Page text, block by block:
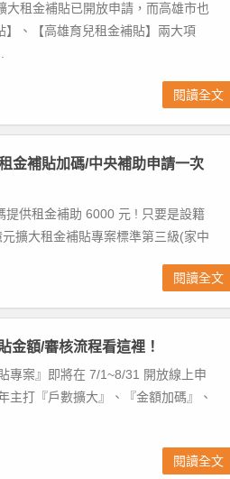
租金補貼已開放申請，而高雄市也
、【高雄育兒租金補貼】兩大項
閱讀全文
金補貼加碼/中央補助申請一次
提供租金補助 6000 元 ! 只要是設籍
擴大租金補貼專案標準第三級(家中
閱讀全文
金額/審核流程看這裡！
專案』即將在 7/1~8/31 開放線上申
打『戶數擴大』、『金額加碼』、
閱讀全文